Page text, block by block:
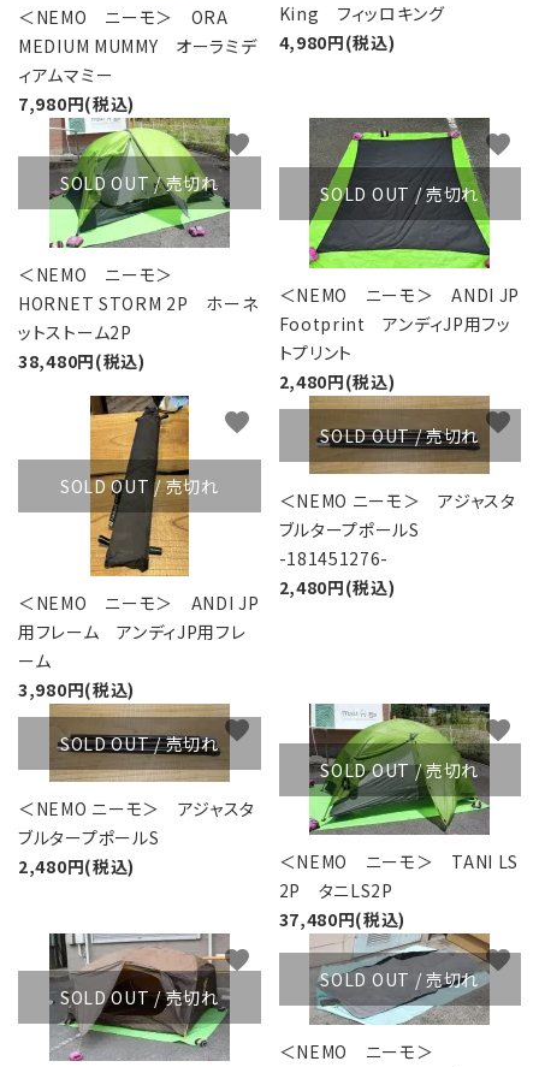
＜NEMO ニーモ＞ ORA
MEDIUM MUMMY オーラミデ
ィアムマミー
7,980円(税込)
King フィッロキング
4,980円(税込)
SOLD OUT / 売切れ
＜NEMO ニーモ＞
HORNET STORM 2P ホーネ
ットストーム2P
38,480円(税込)
favorite
SOLD OUT / 売切れ
＜NEMO ニーモ＞ ANDI JP
Footprint アンディJP用フッ
トプリント
2,480円(税込)
favorite
SOLD OUT / 売切れ
＜NEMO ニーモ＞ ANDI JP
用フレーム アンディJP用フレ
ーム
3,980円(税込)
favorite SOLD OUT / 売切れ
＜NEMO ニーモ＞ アジャスタ
ブルタープポールS
-181451276-
2,480円(税込)
favorite
SOLD OUT / 売切れ
＜NEMO ニーモ＞ アジャスタ
ブルタープポールS
2,480円(税込)
favorite
SOLD OUT / 売切れ
＜NEMO ニーモ＞ TANI LS
2P タニLS2P
37,480円(税込)
favorite
SOLD OUT / 売切れ
favorite
SOLD OUT / 売切れ
＜NEMO ニーモ＞
favorite